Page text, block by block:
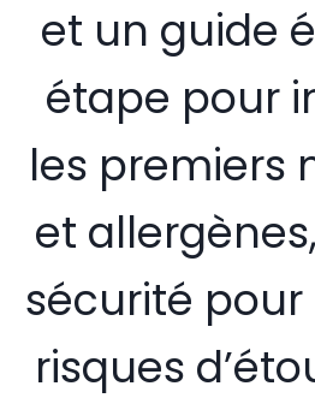
et un guide
étape pour
les premiers
et
sécurité
risques